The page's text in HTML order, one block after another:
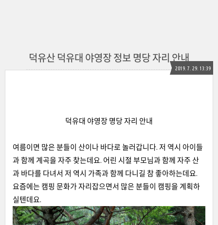
덕유산 덕유대 야영장 정보 명당 자리 안내
2019. 7. 29. 13:39
덕유대 야영장 명당 자리 안내
여름이면 많은 분들이 산이나 바다로 놀러갑니다. 저 역시 아이들
과 함께 계곡을 자주 찾는데요. 어린 시절 부모님과 함께 자주 산
과 바다를 다녀서 저 역시 가족과 함께 다니길 참 좋아하는데요.
요즘에는 캠핑 문화가 자리잡으면서 많은 분들이 캠핑을 계획하
실텐데요.